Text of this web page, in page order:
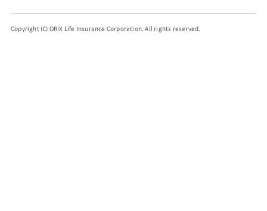
Copyright (C) ORIX Life Insurance Corporation. All rights reserved.